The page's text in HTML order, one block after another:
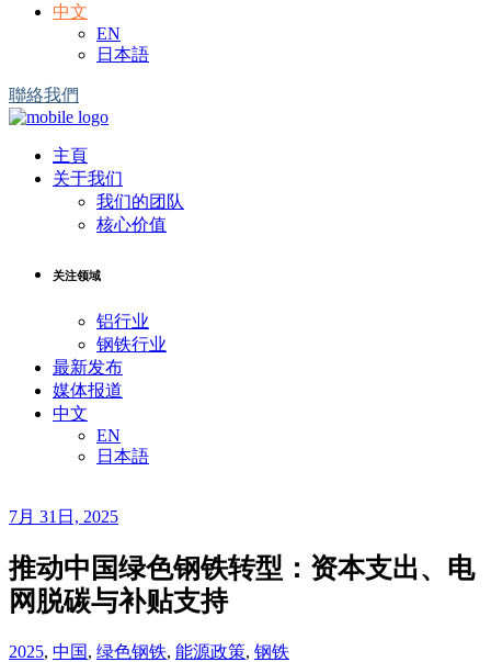
中文
EN
日本語
聯絡我們
主頁
关于我们
我们的团队
核心价值
关注领域
铝行业
钢铁行业
最新发布
媒体报道
中文
EN
日本語
7月 31日, 2025
推动中国绿色钢铁转型：资本支出、电
网脱碳与补贴支持
2025, 中国, 绿色钢铁, 能源政策, 钢铁